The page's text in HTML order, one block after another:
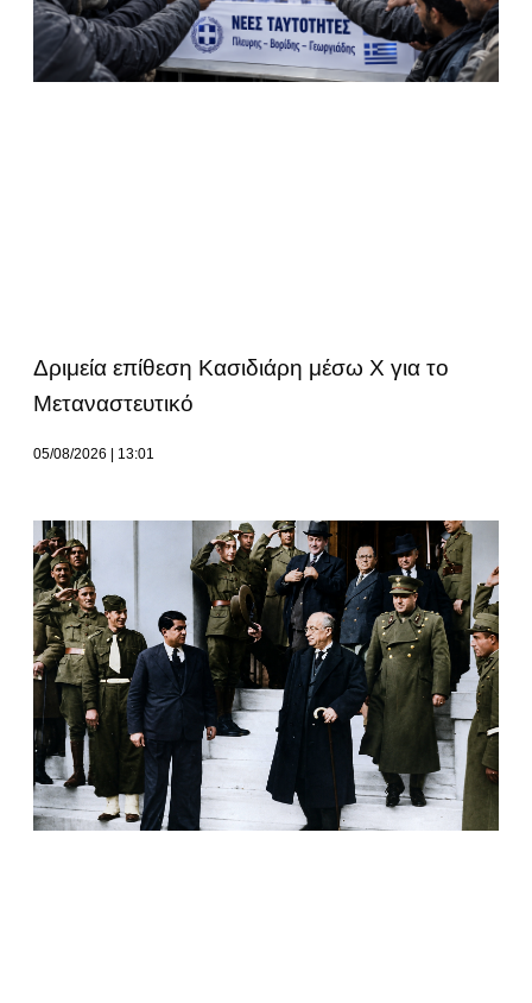
Δριμεία επίθεση Κασιδιάρη μέσω Χ για το
Μεταναστευτικό
05/08/2026 13:01